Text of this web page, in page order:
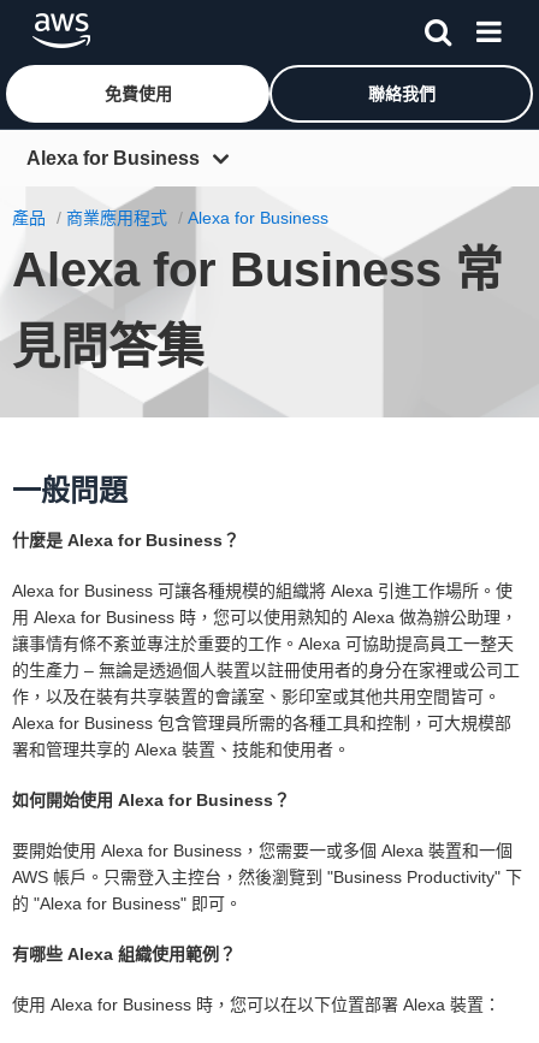
跳至主要內容
免費使用 聯絡我們
Alexa for Business
概觀
功能
私有技能
常見問答集
解決方案
客戶
產品 商業應用程式 Alexa for Business
Alexa for Business 常
見問答集
一般問題
什麼是 Alexa for Business？
Alexa for Business 可讓各種規模的組織將 Alexa 引進工作場所。使
用 Alexa for Business 時，您可以使用熟知的 Alexa 做為辦公助理，
讓事情有條不紊並專注於重要的工作。Alexa 可協助提高員工一整天
的生產力 – 無論是透過個人裝置以註冊使用者的身分在家裡或公司工
作，以及在裝有共享裝置的會議室、影印室或其他共用空間皆可。
Alexa for Business 包含管理員所需的各種工具和控制，可大規模部
署和管理共享的 Alexa 裝置、技能和使用者。
如何開始使用 Alexa for Business？
要開始使用 Alexa for Business，您需要一或多個 Alexa 裝置和一個
AWS 帳戶。只需登入主控台，然後瀏覽到 "Business Productivity" 下
的 "Alexa for Business" 即可。
有哪些 Alexa 組織使用範例？
使用 Alexa for Business 時，您可以在以下位置部署 Alexa 裝置：